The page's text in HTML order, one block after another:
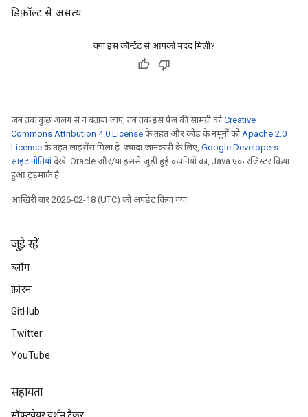
डिफ़ॉल्ट से असत्य
क्या इस कॉन्टेंट से आपको मदद मिली?
जब तक कुछ अलग से न बताया जाए, तब तक इस पेज की सामग्री कोCreative
Commons Attribution 4.0 License के तहत और कोड के नमूनों कोApache 2.0
License के तहत लाइसेंस मिला है. ज़्यादा जानकारी के लिए, Google Developers
साइट नीतियांदेखें. Oracle और/या इससे जुड़ी हुई कंपनियों का, Java एक रजिस्टर किया
हुआ ट्रेडमार्क है.
आखिरी बार 2026-02-18 (UTC) को अपडेट किया गया.
जुड़े रहें
ब्लॉग
फ़ोरम
GitHub
Twitter
YouTube
सहायता